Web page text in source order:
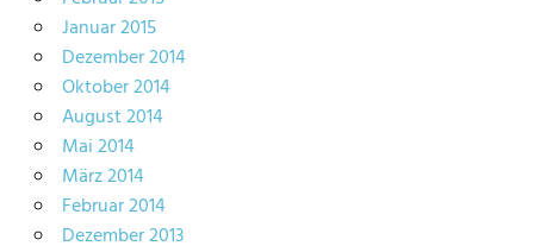
Januar 2015
Dezember 2014
Oktober 2014
August 2014
Mai 2014
März 2014
Februar 2014
Dezember 2013